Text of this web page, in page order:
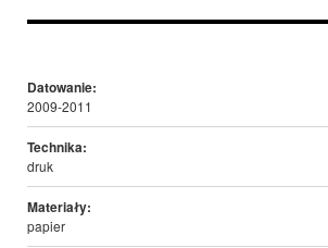
Datowanie:
2009-2011
Technika:
druk
Materiały:
papier